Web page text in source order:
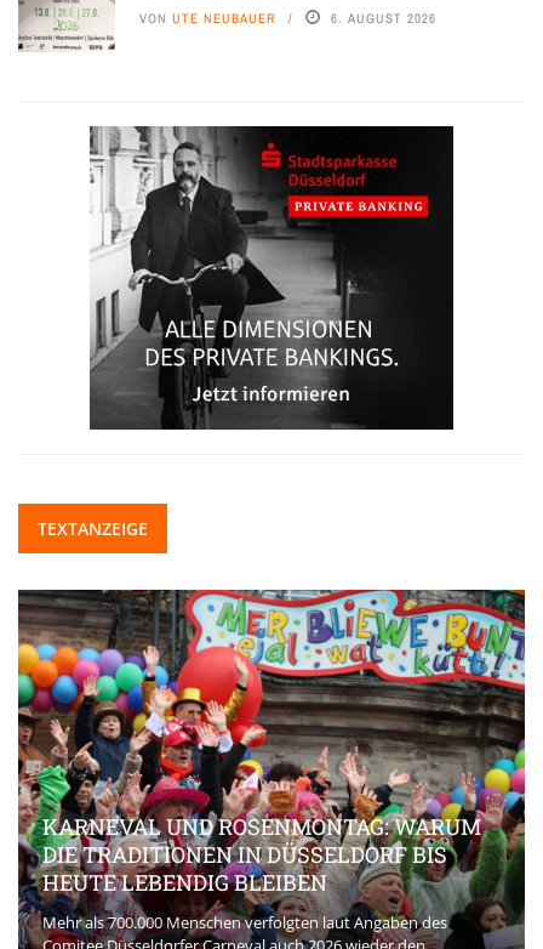
VON UTE NEUBAUER 6. AUGUST 2026
TEXTANZEIGE
KARNEVAL UND ROSENMONTAG: WARUM
DIE TRADITIONEN IN DÜSSELDORF BIS
HEUTE LEBENDIG BLEIBEN
Mehr als 700.000 Menschen verfolgten laut Angaben des